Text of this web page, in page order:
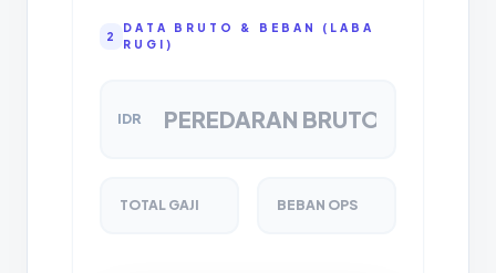
2
DATA BRUTO & BEBAN (LABA
RUGI)
IDR